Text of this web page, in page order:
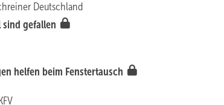
Deutschland
sind gefallen
helfen beim Fenstertausch